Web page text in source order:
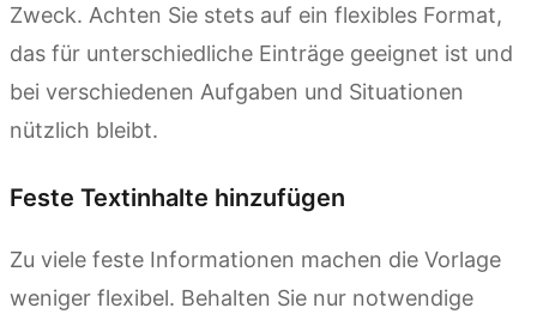
Zweck. Achten Sie stets auf ein flexibles Format,
das für unterschiedliche Einträge geeignet ist und
bei verschiedenen Aufgaben und Situationen
nützlich bleibt.
Feste Textinhalte hinzufügen
Zu viele feste Informationen machen die Vorlage
weniger flexibel. Behalten Sie nur notwendige